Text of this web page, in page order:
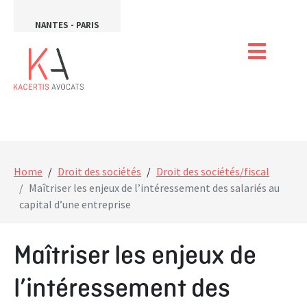
NANTES - PARIS
Home Droit des sociétés
Droit des sociétés/fiscal
Maîtriser les enjeux de l’intéressement des salariés au
capital d’une entreprise
Maîtriser les enjeux de
l’intéressement des